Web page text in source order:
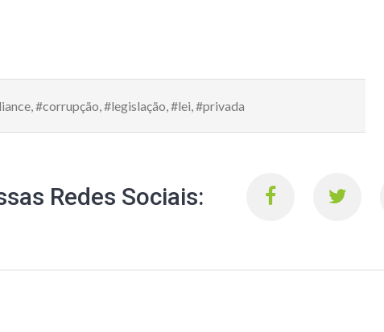
,#corrupção,#legislação,#lei,#privada
Redes Sociais: